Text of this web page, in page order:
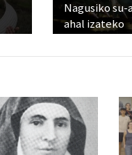
Nagusiko
ahal izateko